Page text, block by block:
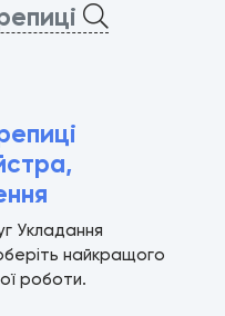
Укладання
найкращого
роботи.